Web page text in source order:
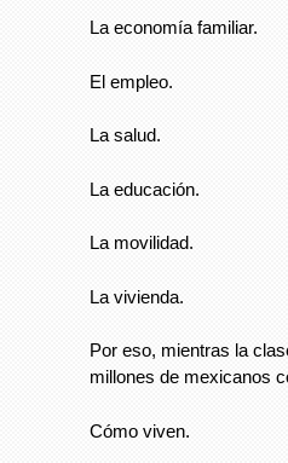
La economía familiar.
El empleo.
La salud.
La educación.
La movilidad.
La vivienda.
Por eso, mientras la
millones de mexicanos
Cómo viven.